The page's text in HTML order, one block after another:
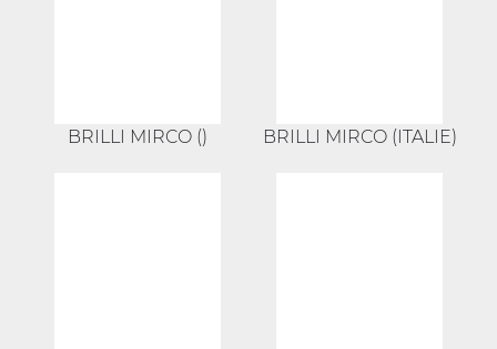
BRILLI MIRCO () BRILLI MIRCO (ITALIE)